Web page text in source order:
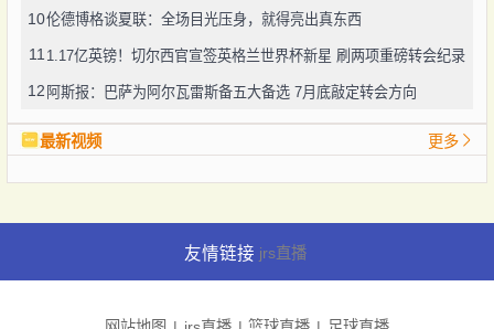
10伦德博格谈夏联：全场目光压身，就得亮出真东西
11 1.17亿英镑！切尔西官宣签英格兰世界杯新星 刷两项重磅转会纪录
12 阿斯报：巴萨为阿尔瓦雷斯备五大备选 7月底敲定转会方向
最新视频 更多
友情链接 jrs直播